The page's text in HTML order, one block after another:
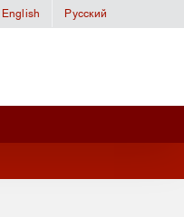
English Русский